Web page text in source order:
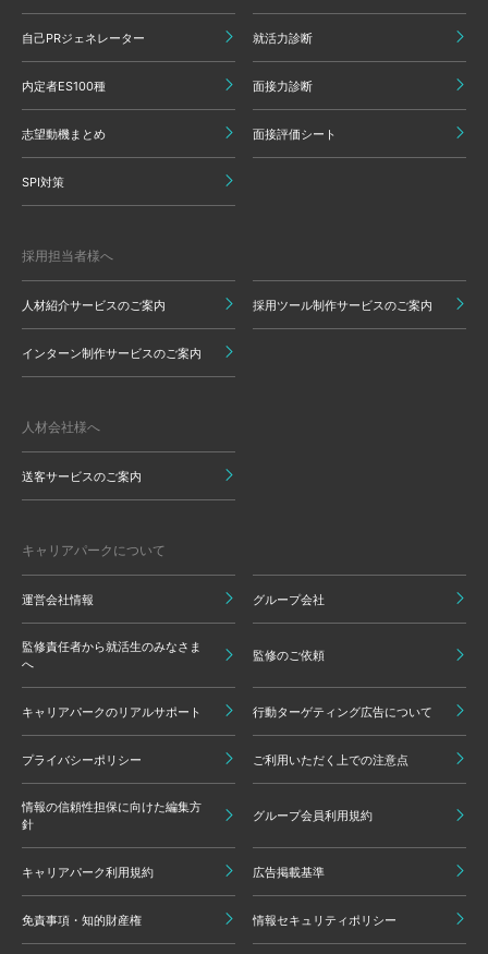
自己PRジェネレーター 就活力診断
内定者ES100種 面接力診断
志望動機まとめ 面接評価シート
SPI対策
採用担当者様へ
人材紹介サービスのご案内 採用ツール制作サービスのご案内
インターン制作サービスのご案内
人材会社様へ
送客サービスのご案内
キャリアパークについて
運営会社情報 グループ会社
監修責任者から就活生のみなさま
へ
監修のご依頼
キャリアパークのリアルサポート 行動ターゲティング広告について
プライバシーポリシー ご利用いただく上での注意点
情報の信頼性担保に向けた編集方
針
グループ会員利用規約
キャリアパーク利用規約 広告掲載基準
免責事項・知的財産権 情報セキュリティポリシー